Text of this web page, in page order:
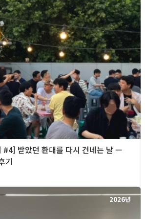
받았던 환대를 다시 건네는 날 —
기
2026년